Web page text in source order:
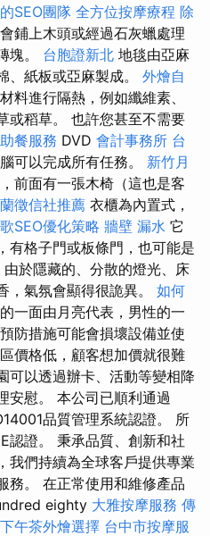
SEO團隊 全方位按摩療程 除
鋪上木頭或經過石灰蠟處理
塊。 台胞證新北 地毯由亞麻
、紙板或亞麻製成。 外燴自
料進行隔熱，例如纖維素、
或稻草。 也許您甚至不需要
餐服務 DVD 會計事務所 台
可以完成所有任務。 新竹月
前面有一張木椅（這也是客
徵信社推薦 衣櫃為內置式，
SEO優化策略 牆壁 漏水 它
有格子門或板條門，也可能是
由於隱藏的、分散的燈光、床
，氣氛會顯得很詭異。 如何
一面由月亮代表，男性的一
防措施可能會損壞設備並使
價格低，顧客想加價就很難
可以透過辦卡、活動等變相降
安慰。 本公司已順利通過
品質管理系統認證。 所
認證。 秉承品質、創新和社
我們持續為全球客戶提供專業
務。 在正常使用和維修產品
eighty 大雅按摩服務 傳
午茶外燴選擇 台中市按摩服